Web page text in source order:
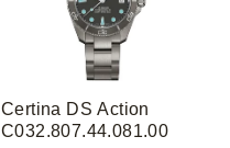
Certina DS Action
C032.807.44.081.00